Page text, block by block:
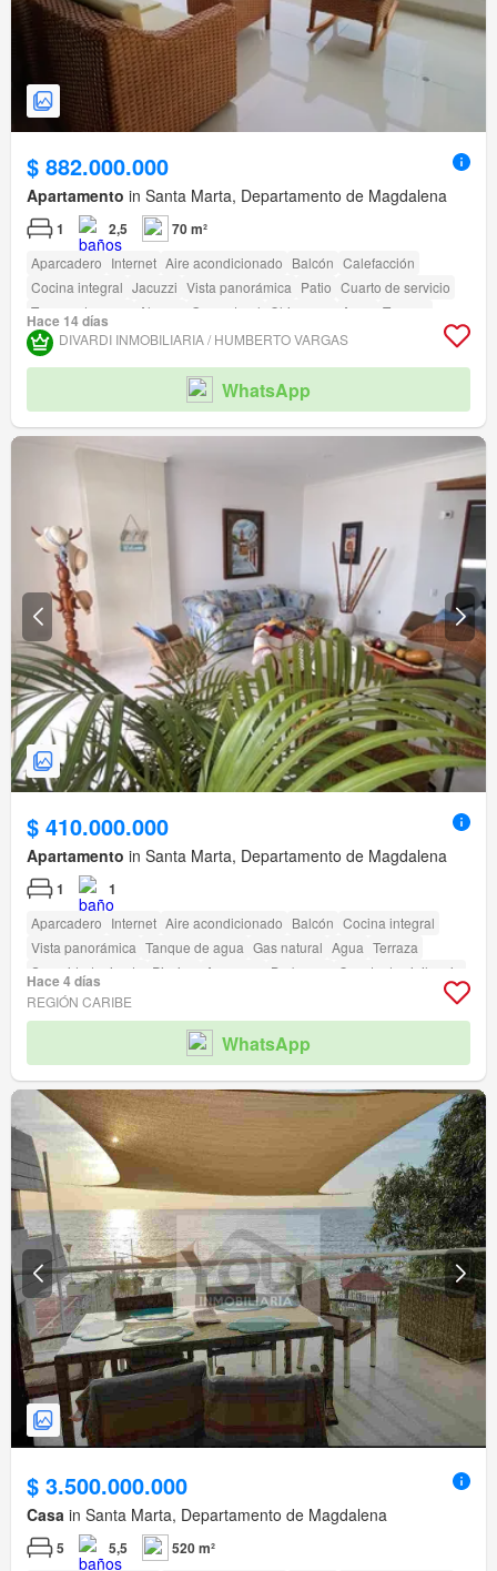
$ 882.000.000
Apartamento in Santa Marta, Departamento de Magdalena
1 2,5 70 m²
Aparcadero Internet Aire acondicionado Balcón Calefacción
Cocina integral Jacuzzi Vista panorámica Patio Cuarto de servicio
Tanque de agua
Alarma Gas natural Chimenea Agua
Terraza
amenity_wi_fi Seguridad privada Gimnasio Piscina
Ascensor
Acceso para personas con discapacidad
Cancha de tenis
Hace 14 días
DIVARDI INMOBILIARIA / HUMBERTO VARGAS
WhatsApp
$ 410.000.000
Apartamento in Santa Marta, Departamento de Magdalena
1 1
Aparcadero Internet Aire acondicionado Balcón Cocina integral
Vista panorámica Tanque de agua Gas natural Agua Terraza
Seguridad privada
Piscina Ascensor Barbecue Caseta de vigilancia
Hace 4 días
REGIÓN CARIBE
WhatsApp
$ 3.500.000.000
Casa in Santa Marta, Departamento de Magdalena
5 5,5 520 m²